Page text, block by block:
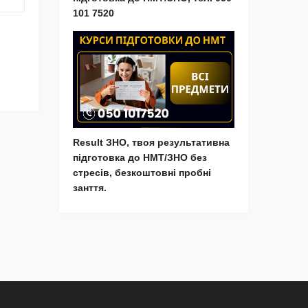
101 7520
Result ЗНО, твоя результативна
підготовка до НМТ/ЗНО без
стресів, безкоштовні пробні
занття.